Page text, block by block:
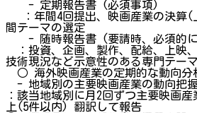
- 定期報告書 (必須事項)
：年間4回提出、映画産業の決算(
間テーマの選定
- 随時報告書 (要請時、必須的
：投資、企画、製作、配給、上映
技術現況など示意性のある専門テー
○ 海外映画産業の定期的な動向分
- 地域別の主要映画産業の動向把
：該当地域別に月2回ずつ主要映画
上(5件以内) 翻訳して報告